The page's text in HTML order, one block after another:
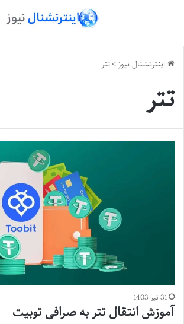
اینترنشنال نیوز>تتر
تتر
31 تیر 1403
آموزش انتقال تتر به صرافی توبیت